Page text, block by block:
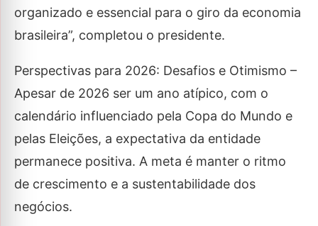
organizado e essencial para o giro da economia
brasileira”, completou o presidente.
Perspectivas para 2026: Desafios e Otimismo –
Apesar de 2026 ser um ano atípico, com o
calendário influenciado pela Copa do Mundo e
pelas Eleições, a expectativa da entidade
permanece positiva. A meta é manter o ritmo
de crescimento e a sustentabilidade dos
negócios.